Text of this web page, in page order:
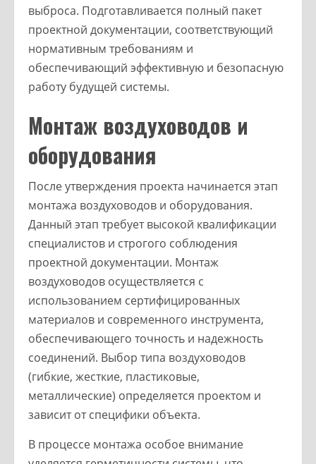
выброса. Подготавливается полный пакет
проектной документации, соответствующий
нормативным требованиям и
обеспечивающий эффективную и безопасную
работу будущей системы.
Монтаж воздуховодов и
оборудования
После утверждения проекта начинается этап
монтажа воздуховодов и оборудования.
Данный этап требует высокой квалификации
специалистов и строгого соблюдения
проектной документации. Монтаж
воздуховодов осуществляется с
использованием сертифицированных
материалов и современного инструмента,
обеспечивающего точность и надежность
соединений. Выбор типа воздуховодов
(гибкие, жесткие, пластиковые,
металлические) определяется проектом и
зависит от специфики объекта.
В процессе монтажа особое внимание